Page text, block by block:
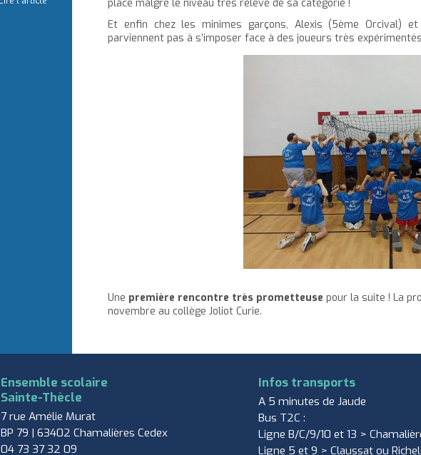
place malgré le niveau très relevé de sa catégorie !
Et enfin chez les minimes garçons, Alexis (5ème Orcival)
parviennent pas à s’imposer face à des joueurs très
Une première rencontre très prometteuse pour la suite ! La
novembre au collège Joliot Curie.
Ensemble scolaire
Sainte-Thècle
7 rue Amélie Murat
BP 79 | 63402 Chamalières Cedex
04 73 37 32 09
Infos transports
A 5 minutes de Jaude
Bus T2C :
Ligne B/C/9/10 et 13 >
Ligne 5 et 9 > Claussat ou